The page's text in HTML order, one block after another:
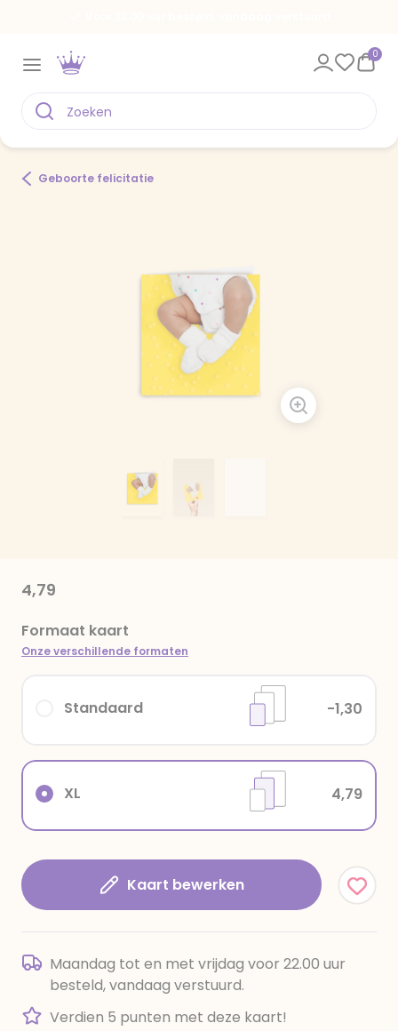
0
Geboorte felicitatie
4,79
Formaat kaart
Onze verschillende formaten
XL 4,79
Standaard -1,30
Kaart bewerken
Maandag tot en met vrijdag voor 22.00 uur
besteld, vandaag verstuurd.
Verdien 5 punten met deze kaart!